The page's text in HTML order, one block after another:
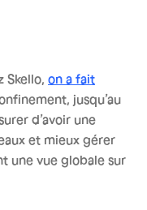
Skello, on a fait
jusqu’au
d’avoir une
et mieux gérer
une vue globale sur